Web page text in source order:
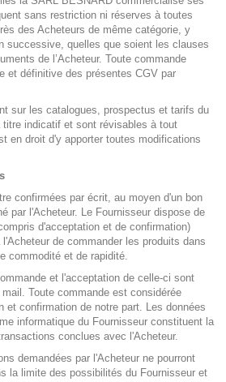
sans restriction ni réserves à toutes
des Acheteurs de même catégorie, y
successive, quelles que soient les clauses
de l’Acheteur. Toute commande
et définitive des présentes CGV par
sur les catalogues, prospectus et tarifs du
titre indicatif et sont révisables à tout
en droit d'y apporter toutes modifications
confirmées par écrit, au moyen d'un bon
par l'Acheteur. Le Fournisseur dispose de
d'acceptation et de confirmation)
de commander les produits dans
commodité et de rapidité.
et l'acceptation de celle-ci sont
Toute commande est considérée
et confirmation de notre part. Les données
informatique du Fournisseur constituent la
conclues avec l'Acheteur.
demandées par l'Acheteur ne pourront
la limite des possibilités du Fournisseur et